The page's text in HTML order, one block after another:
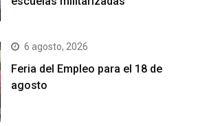
6 agosto, 2026
Feria del Empleo para el 18 de
agosto